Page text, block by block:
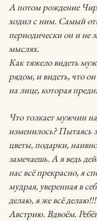
А потом рождение
ходил с ним. Самый
периодически он и не
мыслях.
Как тяжело видеть
рядом, и видеть, что
на лице, которая
Что толкает мужчин
изменилось? Пытаясь
цветы, подарки,
замечаешь. А я ведь
нас всё прекрасно, я
мудрая, уверенная в
делаю, я же всё
Австрию. Вдвоём.